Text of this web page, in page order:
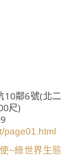
10鄰6號(北二
尺)
page01.html